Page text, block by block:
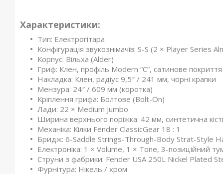
Характеристики:
Тип: Електрогітара
Конфігурація звукознімачів: S-S (2 × Player Series
Корпус: Вільха (Alder)
Гриф: Клен, профіль Modern “C”, сатинове покриття
Накладка: Клен, радіус 9,5″ / 241 мм, чорні крапки
Мензура: 24″ / 609 мм (коротка)
Кріплення грифа: Болтове (Bolt-On)
Лади: 22 × Medium Jumbo
Ширина верхнього поріжка: 42 мм, синтетична
Механіка: Кілки Fender ClassicGear 18 : 1
Бридж: 6-Saddle Strings-Through-Body Strat-Style
Електроніка: 1 × Volume, 1 × Tone, 3-позиційний
Струни з фабрики: Fender USA 250L Nickel Plated
Фурнітура: Нікель / хром